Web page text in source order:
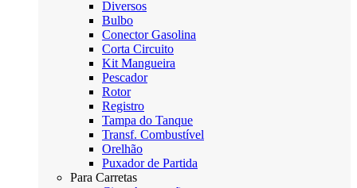
Diversos
Bulbo
Conector Gasolina
Corta Circuito
Kit Mangueira
Pescador
Rotor
Registro
Tampa do Tanque
Transf. Combustível
Orelhão
Puxador de Partida
Para Carretas